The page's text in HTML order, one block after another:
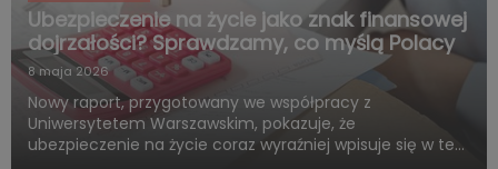
Ubezpieczenie na życie jako znak finansowej
dojrzałości? Sprawdzamy, co myślą Polacy
8 maja 2026
Nowy raport, przygotowany we współpracy z
Uniwersytetem Warszawskim, pokazuje, że
ubezpieczenie na życie coraz wyraźniej wpisuje się w ten